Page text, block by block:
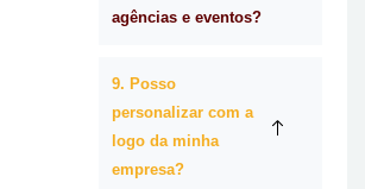
agências e eventos?
9. Posso
personalizar com a
logo da minha
empresa?